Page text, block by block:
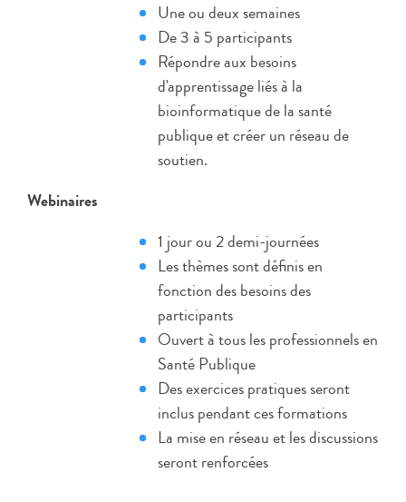
Une ou deux semaines
De 3 à 5 participants
Répondre aux besoins
d'apprentissage liés à la
bioinformatique de la santé
publique et créer un réseau de
soutien.
Webinaires
1 jour ou 2 demi-journées
Les thèmes sont définis en
fonction des besoins des
participants
Ouvert à tous les professionnels en
Santé Publique
Des exercices pratiques seront
inclus pendant ces formations
La mise en réseau et les discussions
seront renforcées